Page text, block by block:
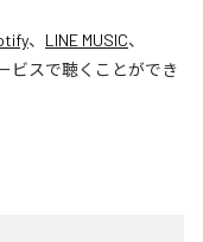
、 LINE MUSIC、
ビスで聴くことができ